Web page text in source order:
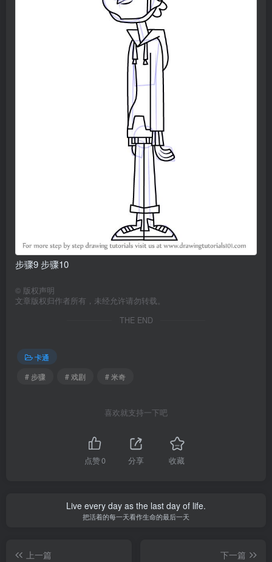
步骤9 步骤10
© 版权声明
文章版权归作者所有，未经允许请勿转载。
THE END
卡通
# 步骤
# 戏剧 # 米奇
喜欢就支持一下吧
点赞0 分享 收藏
Live every day as the last day of life.
把活着的每一天看作生命的最后一天
上一篇
下一篇